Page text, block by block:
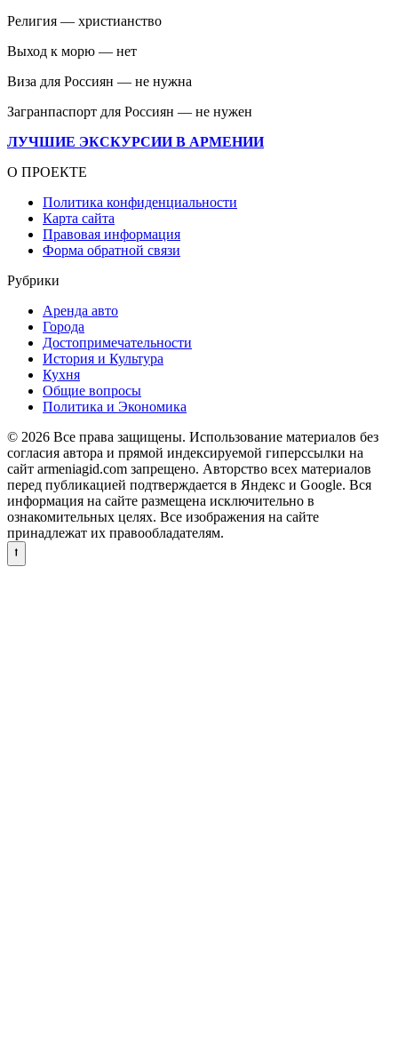
Религия — христианство
Выход к морю — нет
Виза для Россиян — не нужна
Загранпаспорт для Россиян — не нужен
ЛУЧШИЕ ЭКСКУРСИИ В АРМЕНИИ
О ПРОЕКТЕ
Политика конфиденциальности
Карта сайта
Правовая информация
Форма обратной связи
Рубрики
Аренда авто
Города
Достопримечательности
История и Культура
Кухня
Общие вопросы
Политика и Экономика
© 2026 Все права защищены. Использование материалов без
согласия автора и прямой индексируемой гиперссылки на
сайт armeniagid.com запрещено. Авторство всех материалов
перед публикацией подтверждается в Яндекс и Google. Вся
информация на сайте размещена исключительно в
ознакомительных целях. Все изображения на сайте
принадлежат их правообладателям.